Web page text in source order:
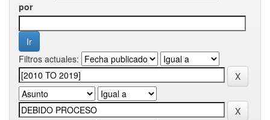
por
Filtros actuales: